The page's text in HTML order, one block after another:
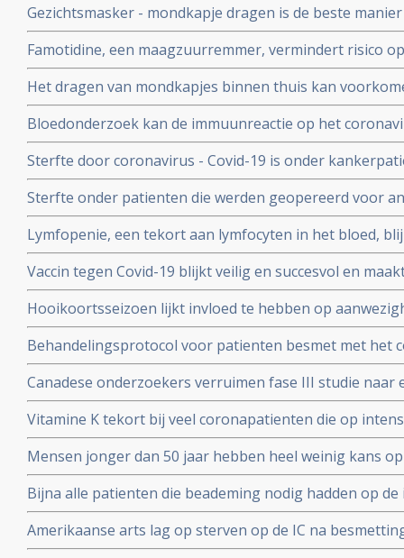
Gezichtsmasker - mondkapje dragen is de beste
coronavirus - Covid-19 te verminderen. Blijkt uit grote
Famotidine, een maagzuurremmer, vermindert risico
COVID-19, en voorkomt dat er mechanisch beademd
onder 1000 coronapatienten
Het dragen van mondkapjes binnen thuis kan
besmet worden met het coronavirus - COVID-19 blijkt
Bloedonderzoek kan de immuunreactie op het
volgen en voorspellen hoe de ziekte zich zal
Sterfte door coronavirus - Covid-19 is onder
met mensen zonder kanker maar voor extra risico
bewijs. Blijkt uit grote internationale studie.
Sterfte onder patienten die werden geopereerd voor
beduidend hoger bij mensen die vooraf of binnen een
met het coronavirus - Covid-19 blijkt uit grote
Lymfopenie, een tekort aan lymfocyten in het bloed,
ernst van klachten en sterfterisico bij patienten
19
Vaccin tegen Covid-19 blijkt veilig en succesvol en
van de 108 deelnemers aan Chinese studie
Hooikoortsseizoen lijkt invloed te hebben op
virus (COVID-19) blijkt uit studie van Erasmus MC
Behandelingsprotocol voor patienten besmet met het
combinatie van corticosteroïden, hoge dosis
bloedverdunners blijkt succesvolle aanpak
Canadese onderzoekers verruimen fase III studie
dosis vitamine C bij sepsis met opnemen van patienten
studieprotocol
Vitamine K tekort bij veel coronapatienten die op
en beademing nodig hadden blijkt uit Nederlands
Mensen jonger dan 50 jaar hebben heel weinig kans
met het coronavirus, blijkt uit onderzoek van de
Bijna alle patienten die beademing nodig hadden op
Yorkse ziekenhuizen overleden (88 procent).
waren de belangrijkste factoren
Amerikaanse arts lag op sterven op de IC na
infusen met hoge dosis vitamine C redde zijn leven